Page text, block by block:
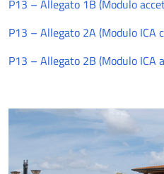
P13 – Allegato 1B (Modulo
P13 – Allegato 2A (Modulo ICA
P13 – Allegato 2B (Modulo ICA